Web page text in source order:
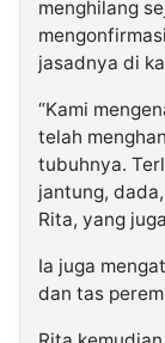
menghilang
jasadnya di
“Kami
telah
tubuhnya.
jantung,
Rita, yang
Ia juga
dan tas